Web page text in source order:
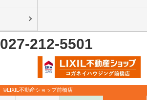
027-212-5501
©LIXIL不動産ショップ前橋店